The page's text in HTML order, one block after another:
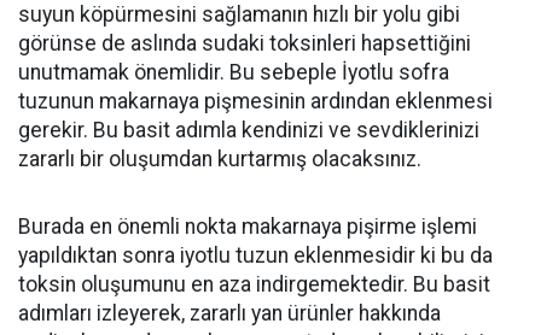
suyun köpürmesini sağlamanın hızlı bir yolu gibi
görünse de aslında sudaki toksinleri hapsettiğini
unutmamak önemlidir. Bu sebeple İyotlu sofra
tuzunun makarnaya pişmesinin ardından eklenmesi
gerekir. Bu basit adımla kendinizi ve sevdiklerinizi
zararlı bir oluşumdan kurtarmış olacaksınız.
Burada en önemli nokta makarnaya pişirme işlemi
yapıldıktan sonra iyotlu tuzun eklenmesidir ki bu da
toksin oluşumunu en aza indirgemektedir. Bu basit
adımları izleyerek, zararlı yan ürünler hakkında